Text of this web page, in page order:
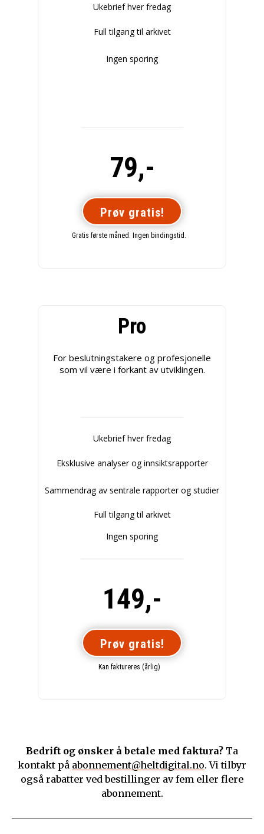
Ukebrief hver fredag
Full tilgang til arkivet
Ingen sporing
79,-
Prøv gratis!
Gratis første måned. Ingen bindingstid.
Pro
For beslutningstakere og profesjonelle
som vil være i forkant av utviklingen.
Ukebrief hver fredag
Eksklusive analyser og innsiktsrapporter
Sammendrag av sentrale rapporter og studier
Full tilgang til arkivet
Ingen sporing
149,-
Prøv gratis!
Kan faktureres (årlig)
Bedrift og ønsker å betale med faktura? Ta
kontakt på abonnement@heltdigital.no. Vi tilbyr
også rabatter ved bestillinger av fem eller flere
abonnement.